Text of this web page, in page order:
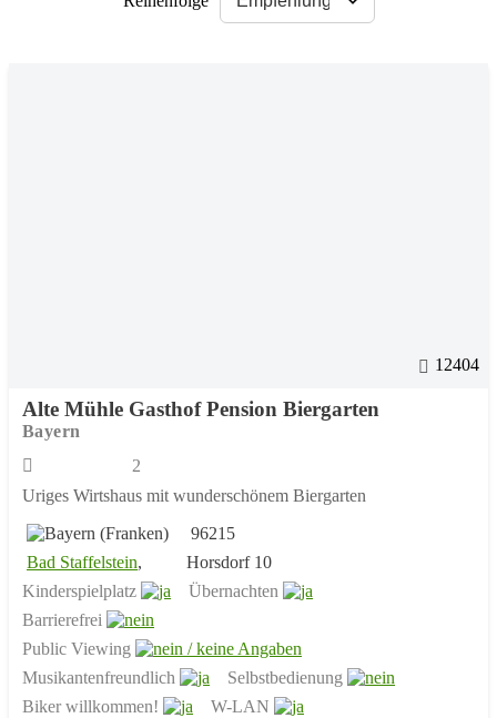
12404
Alte Mühle Gasthof Pension Biergarten
Bayern
2
Uriges Wirtshaus mit wunderschönem Biergarten
96215
Bad Staffelstein,
Horsdorf 10
Kinderspielplatz
Übernachten
Barrierefrei
Public Viewing
Musikantenfreundlich
Selbstbedienung
Biker willkommen!
W-LAN